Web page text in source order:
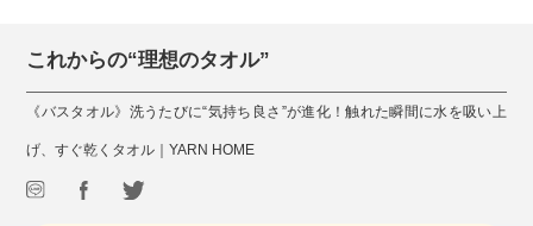
これからの“理想のタオル”
《バスタオル》洗うたびに“気持ち良さ”が進化！触れた瞬間に水を吸い上
げ、すぐ乾くタオル｜YARN HOME